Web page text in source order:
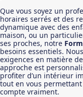
Que vous soyez un
horaires serrés et des
dynamique avec des
maison, ou un
ses proches, notre
besoins essentiels.
exigences en matière
approche est
profiter d’un intérieur
tout en vous
compte vraiment.